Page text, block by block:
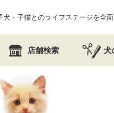
犬・子猫とのライフステージを全
店舗検索 犬